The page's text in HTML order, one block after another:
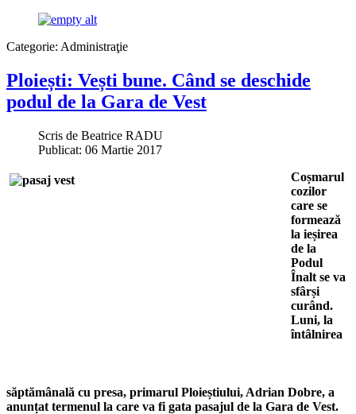
Categorie: Administraţie
Ploiești: Vești bune. Când se deschide
podul de la Gara de Vest
Scris de Beatrice RADU
Publicat: 06 Martie 2017
Coșmarul
cozilor
care se
formează
la ieșirea
de la
Podul
Înalt se va
sfârși
curând.
Luni, la
întâlnirea
săptămânală cu presa, primarul Ploieștiului, Adrian Dobre, a
anunțat termenul la care va fi gata pasajul de la Gara de Vest.